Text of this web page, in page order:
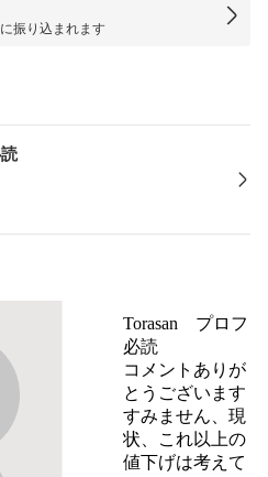
振り込まれます
Torasan プロフ
必読
コメントありが
とうございます
すみません、現
状、これ以上の
値下げは考えて